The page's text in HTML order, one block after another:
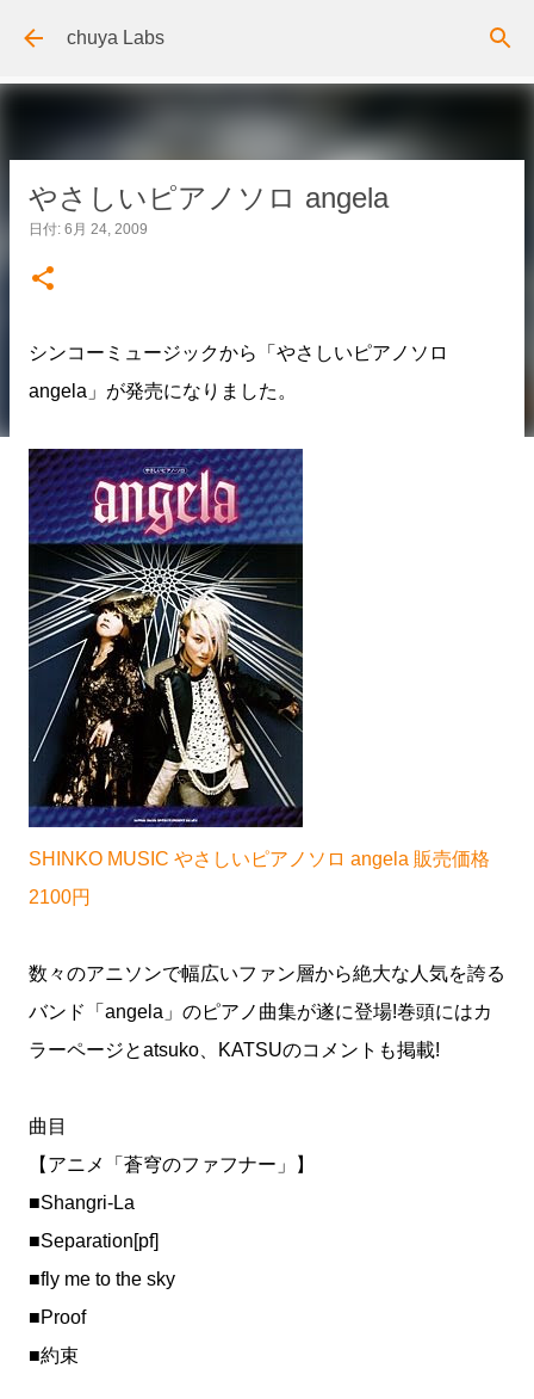
スキップしてメイン コンテンツに移動
chuya Labs
やさしいピアノソロ angela
日付: 6月 24, 2009
シンコーミュージックから「やさしいピアノソロ
angela」が発売になりました。
SHINKO MUSIC やさしいピアノソロ angela 販売価格
2100円
数々のアニソンで幅広いファン層から絶大な人気を誇る
バンド「angela」のピアノ曲集が遂に登場!巻頭にはカ
ラーページとatsuko、KATSUのコメントも掲載!
曲目
【アニメ「蒼穹のファフナー」】
■Shangri-La
■Separation[pf]
■fly me to the sky
■Proof
■約束